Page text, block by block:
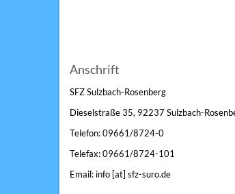
Anschrift
SFZ Sulzbach-Rosenberg
Dieselstraße 35, 92237 Sulzbach-
Telefon: 09661/8724-0
Telefax: 09661/8724-101
Email: info [at] sfz-suro.de